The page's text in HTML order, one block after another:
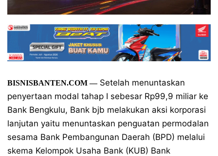
BISNISBANTEN.COM —Setelah menuntaskan
penyertaan modal tahap I sebesar Rp99,9 miliar ke
Bank Bengkulu, Bank bjb melakukan aksi korporasi
lanjutan yaitu menuntaskan penguatan permodalan
sesama Bank Pembangunan Daerah (BPD) melalui
skema Kelompok Usaha Bank (KUB) Bank